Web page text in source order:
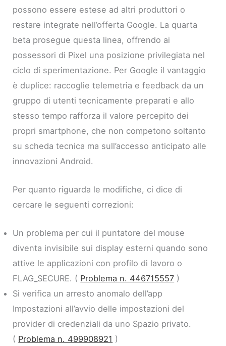
possono essere estese ad altri produttori o
restare integrate nell’offerta Google. La quarta
beta prosegue questa linea, offrendo ai
possessori di Pixel una posizione privilegiata nel
ciclo di sperimentazione. Per Google il vantaggio
è duplice: raccoglie telemetria e feedback da un
gruppo di utenti tecnicamente preparati e allo
stesso tempo rafforza il valore percepito dei
propri smartphone, che non competono soltanto
su scheda tecnica ma sull’accesso anticipato alle
innovazioni Android.
Per quanto riguarda le modifiche, ci dice di
cercare le seguenti correzioni:
Un problema per cui il puntatore del mouse
diventa invisibile sui display esterni quando sono
attive le applicazioni con profilo di lavoro o
FLAG_SECURE. ( Problema n. 446715557 )
Si verifica un arresto anomalo dell’app
Impostazioni all’avvio delle impostazioni del
provider di credenziali da uno Spazio privato.
( Problema n. 499908921 )